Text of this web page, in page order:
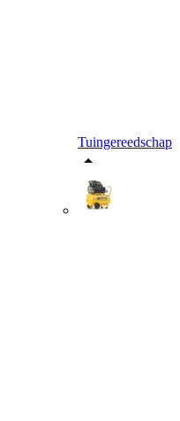
Tuingereedschap